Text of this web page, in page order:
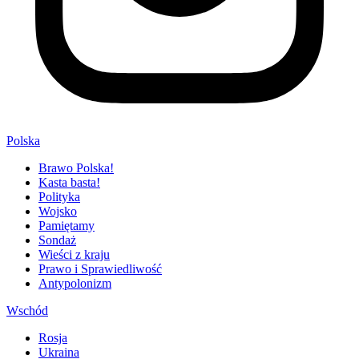
Polska
Brawo Polska!
Kasta basta!
Polityka
Wojsko
Pamiętamy
Sondaż
Wieści z kraju
Prawo i Sprawiedliwość
Antypolonizm
Wschód
Rosja
Ukraina